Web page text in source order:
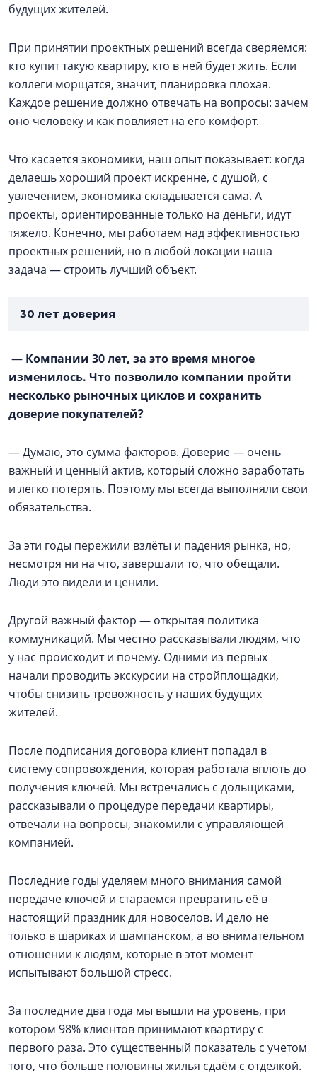
будущих жителей.
При принятии проектных решений всегда сверяемся:
кто купит такую квартиру, кто в ней будет жить. Если
коллеги морщатся, значит, планировка плохая.
Каждое решение должно отвечать на вопросы: зачем
оно человеку и как повлияет на его комфорт.
Что касается экономики, наш опыт показывает: когда
делаешь хороший проект искренне, с душой, с
увлечением, экономика складывается сама. А
проекты, ориентированные только на деньги, идут
тяжело. Конечно, мы работаем над эффективностью
проектных решений, но в любой локации наша
задача — строить лучший объект.
30 лет доверия
— Компании 30 лет, за это время многое
изменилось. Что позволило компании пройти
несколько рыночных циклов и сохранить
доверие покупателей?
— Думаю, это сумма факторов. Доверие — очень
важный и ценный актив, который сложно заработать
и легко потерять. Поэтому мы всегда выполняли свои
обязательства.
За эти годы пережили взлёты и падения рынка, но,
несмотря ни на что, завершали то, что обещали.
Люди это видели и ценили.
Другой важный фактор — открытая политика
коммуникаций. Мы честно рассказывали людям, что
у нас происходит и почему. Одними из первых
начали проводить экскурсии на стройплощадки,
чтобы снизить тревожность у наших будущих
жителей.
После подписания договора клиент попадал в
систему сопровождения, которая работала вплоть до
получения ключей. Мы встречались с дольщиками,
рассказывали о процедуре передачи квартиры,
отвечали на вопросы, знакомили с управляющей
компанией.
Последние годы уделяем много внимания самой
передаче ключей и стараемся превратить её в
настоящий праздник для новоселов. И дело не
только в шариках и шампанском, а во внимательном
отношении к людям, которые в этот момент
испытывают большой стресс.
За последние два года мы вышли на уровень, при
котором 98% клиентов принимают квартиру с
первого раза. Это существенный показатель с учетом
того, что больше половины жилья сдаём с отделкой.